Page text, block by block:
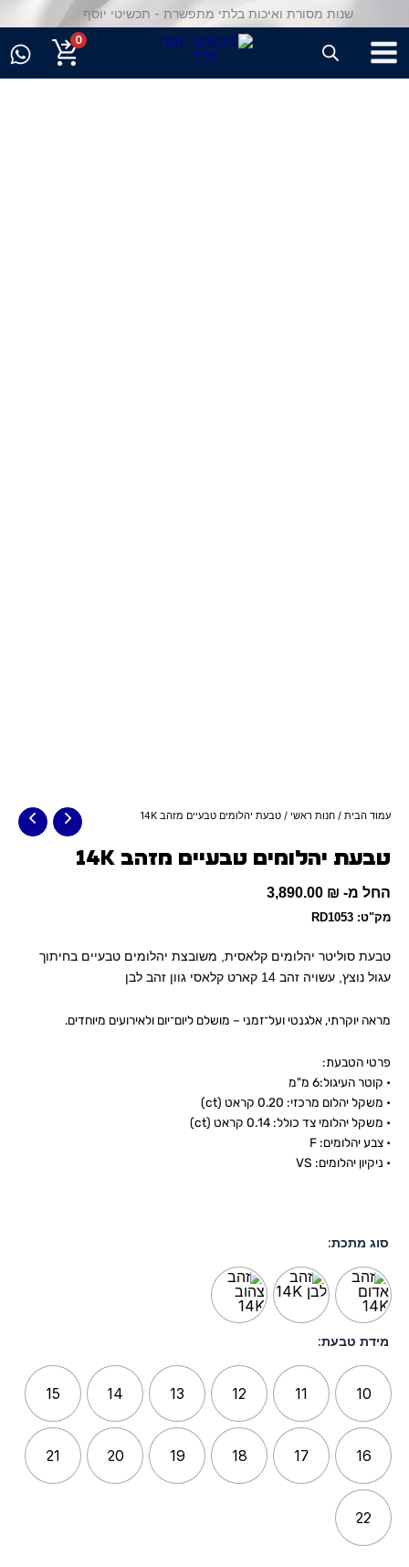
0
עמוד הבית / חנות ראשי / טבעת יהלומים טבעיים מזהב 14K
טבעת יהלומים טבעיים מזהב 14K
החל מ- 3,890.00 ₪
מק"ט: RD1053
טבעת סוליטר יהלומים קלאסית, משובצת יהלומים טבעיים בחיתוך
עגול נוצץ, עשויה זהב 14 קארט קלאסי
גוון זהב לבן
מראה יוקרתי, אלגנטי ועל־זמני – מושלם ליום־יום ולאירועים מיוחדים.
פרטי הטבעת:
• קוטר העיגול:6 מ"מ
• משקל יהלום מרכזי: 0.20 קראט (ct)
• משקל יהלומי צד כולל: 0.14 קראט (ct)
• צבע יהלומים: F
• ניקיון יהלומים: VS
סוג מתכת:
מידת טבעת:
10
11
12
13
14
15
16
17
18
19
20
21
22